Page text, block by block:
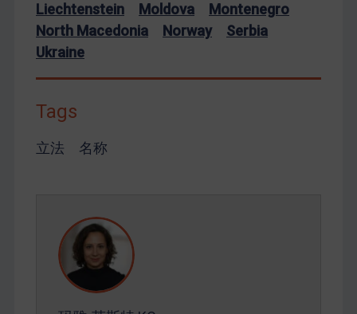
Liechtenstein
Moldova
Montenegro
North Macedonia
Norway
Serbia
Ukraine
Tags
立法 名称